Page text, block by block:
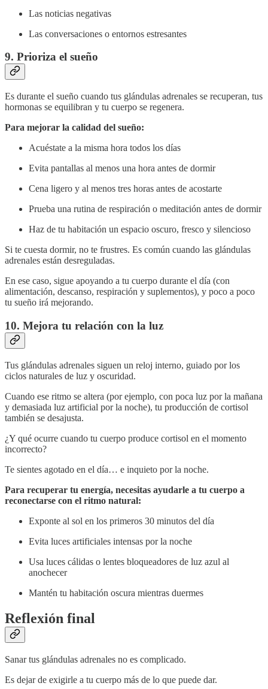
Las noticias negativas
Las conversaciones o entornos estresantes
9. Prioriza el sueño
Es durante el sueño cuando tus glándulas adrenales se recuperan, tus
hormonas se equilibran y tu cuerpo se regenera.
Para mejorar la calidad del sueño:
Acuéstate a la misma hora todos los días
Evita pantallas al menos una hora antes de dormir
Cena ligero y al menos tres horas antes de acostarte
Prueba una rutina de respiración o meditación antes de dormir
Haz de tu habitación un espacio oscuro, fresco y silencioso
Si te cuesta dormir, no te frustres. Es común cuando las glándulas
adrenales están desreguladas.
En ese caso, sigue apoyando a tu cuerpo durante el día (con
alimentación, descanso, respiración y suplementos), y poco a poco
tu sueño irá mejorando.
10. Mejora tu relación con la luz
Tus glándulas adrenales siguen un reloj interno, guiado por los
ciclos naturales de luz y oscuridad.
Cuando ese ritmo se altera (por ejemplo, con poca luz por la mañana
y demasiada luz artificial por la noche), tu producción de cortisol
también se desajusta.
¿Y qué ocurre cuando tu cuerpo produce cortisol en el momento
incorrecto?
Te sientes agotado en el día… e inquieto por la noche.
Para recuperar tu energía, necesitas ayudarle a tu cuerpo a
reconectarse con el ritmo natural:
Exponte al sol en los primeros 30 minutos del día
Evita luces artificiales intensas por la noche
Usa luces cálidas o lentes bloqueadores de luz azul al
anochecer
Mantén tu habitación oscura mientras duermes
Reflexión final
Sanar tus glándulas adrenales no es complicado.
Es dejar de exigirle a tu cuerpo más de lo que puede dar.